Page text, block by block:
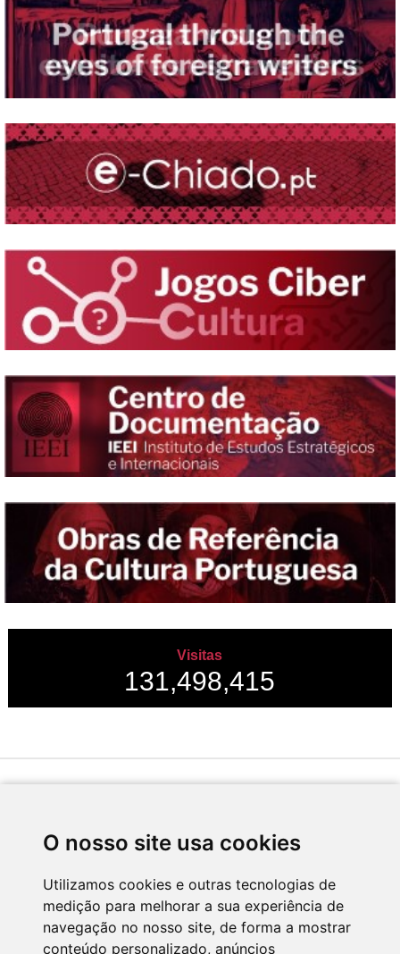
O nosso site usa cookies
Utilizamos cookies e outras tecnologias de
medição para melhorar a sua experiência de
navegação no nosso site, de forma a mostrar
conteúdo personalizado, anúncios
Visitas
131,498,415